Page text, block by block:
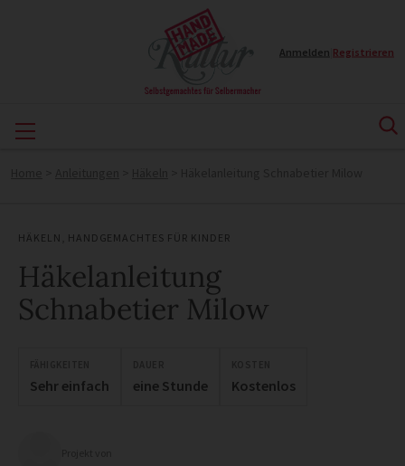
Anmelden Registrieren
HÄKELN HANDGEMACHTES FÜR KINDER
Häkelanleitung
Schnabetier Milow
Sehr einfach eine Stunde Kostenlos